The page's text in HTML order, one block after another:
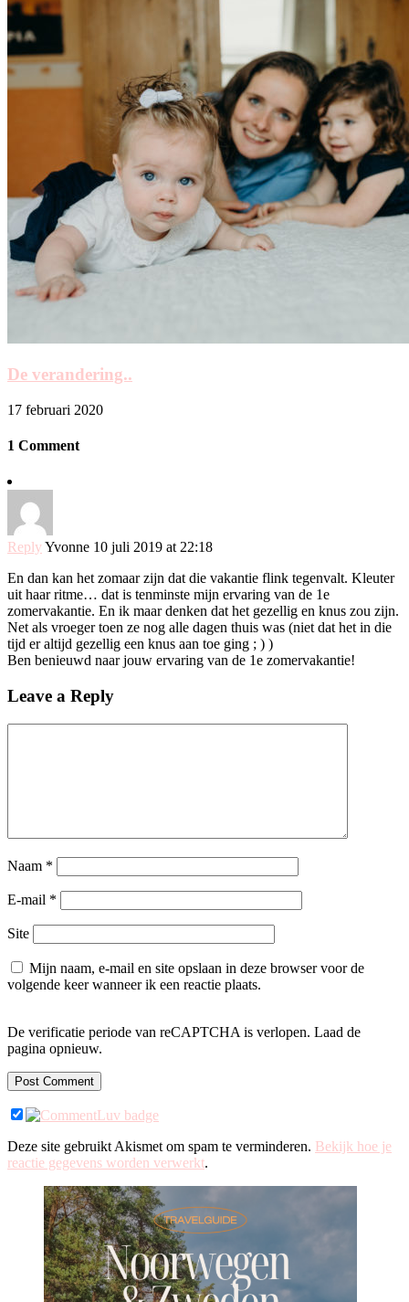
De verandering..
17 februari 2020
1 Comment
Reply Yvonne 10 juli 2019 at 22:18
En dan kan het zomaar zijn dat die vakantie flink tegenvalt. Kleuter
uit haar ritme… dat is tenminste mijn ervaring van de 1e
zomervakantie. En ik maar denken dat het gezellig en knus zou zijn.
Net als vroeger toen ze nog alle dagen thuis was (niet dat het in die
tijd er altijd gezellig een knus aan toe ging ; ) )
Ben benieuwd naar jouw ervaring van de 1e zomervakantie!
Leave a Reply
Naam *
E-mail *
Site
Mijn naam, e-mail en site opslaan in deze browser voor de
volgende keer wanneer ik een reactie plaats.
De verificatie periode van reCAPTCHA is verlopen. Laad de
pagina opnieuw.
Deze site gebruikt Akismet om spam te verminderen. Bekijk hoe je
reactie gegevens worden verwerkt.